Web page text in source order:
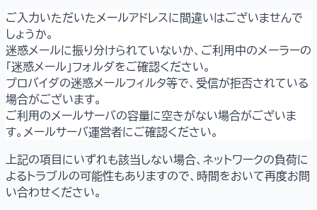
ご入力いただいたメールアドレスに間違いはございませんで
しょうか。
迷惑メールに振り分けられていないか、ご利用中のメーラーの
「迷惑メール」フォルダをご確認ください。
プロバイダの迷惑メールフィルタ等で、受信が拒否されている
場合がございます。
ご利用のメールサーバの容量に空きがない場合がございま
す。メールサーバ運営者にご確認ください。
上記の項目にいずれも該当しない場合、ネットワークの負荷に
よるトラブルの可能性もありますので、時間をおいて再度お問
い合わせください。